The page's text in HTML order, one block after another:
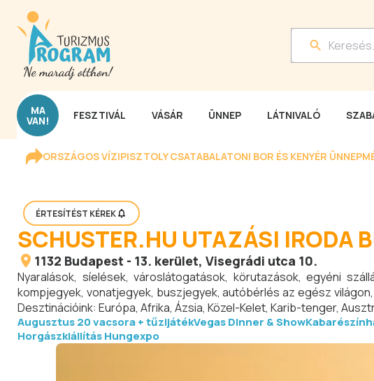
MA
VAN! FESZTIVÁL VÁSÁR ÜNNEP LÁTNIVALÓ
ORSZÁGOS VÍZIPISZTOLY CSATABALATONI BOR ÉS KENYÉR ÜNNEP
ÉRTESÍTÉST KÉREK
SCHUSTER.HU UTAZÁSI IRODA
1132 Budapest - 13. kerület, Visegrádi utca 10.
Nyaralások, síelések, városlátogatások, körutazások, egyéni
kompjegyek, vonatjegyek, buszjegyek, autóbérlés az egész
Desztinációink: Európa, Afrika, Ázsia, Közel-Kelet, Karib-tenger,
Augusztus 20 vacsora + tűzijátékVegas Dinner & Show
Horgászkiállítás Hungexpo